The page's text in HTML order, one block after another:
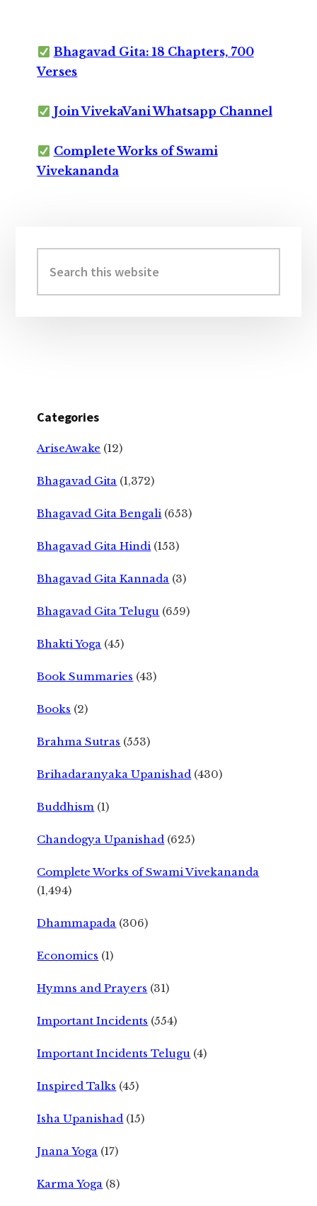
Bhagavad Gita: 18 Chapters, 700
Verses
Join VivekaVani Whatsapp Channel
Complete Works of Swami
Vivekananda
Sidebar
this
website
Categories
AriseAwake (12)
Bhagavad Gita (1,372)
Bhagavad Gita Bengali (653)
Bhagavad Gita Hindi (153)
Bhagavad Gita Kannada (3)
Bhagavad Gita Telugu (659)
Bhakti Yoga (45)
Book Summaries (43)
Books (2)
Brahma Sutras (553)
Brihadaranyaka Upanishad (430)
Buddhism (1)
Chandogya Upanishad (625)
Complete Works of Swami Vivekananda
(1,494)
Dhammapada (306)
Economics (1)
Hymns and Prayers (31)
Important Incidents (554)
Important Incidents Telugu (4)
Inspired Talks (45)
Isha Upanishad (15)
Jnana Yoga (17)
Karma Yoga (8)